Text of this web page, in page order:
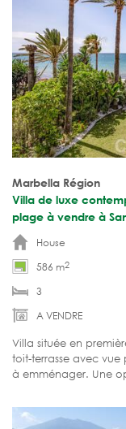
Marbella Région
Villa de luxe
plage à vendre à
House
586 m2
3
A VENDRE
Villa située en
toit-terrasse avec
à emménager. Une